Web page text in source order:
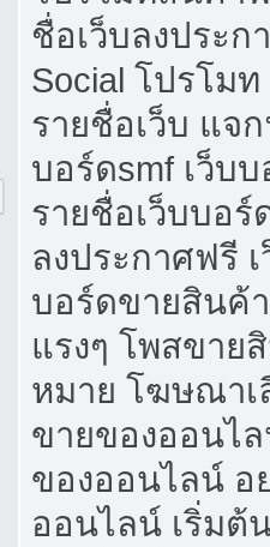
ชื่อเว็บลงประ
Social โปรโม
รายชื่อเว็บ แจ
บอร์ดsmf เว็บ
รายชื่อเว็บบอ
ลงประกาศฟรี
บอร์ดขายสินค้
แรงๆ โพสขาย
หมาย โฆษณาเ
ขายของออนไ
ของออนไลน์ อ
ออนไลน์ เริ่มต้